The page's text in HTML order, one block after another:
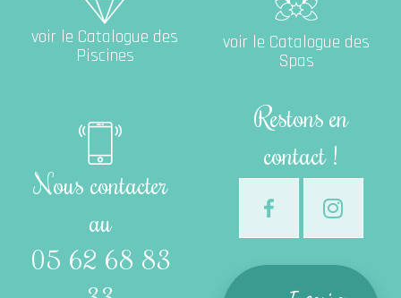
voir le Catalogue des
Piscines
voir le Catalogue des
Spas
Nous contacter
au
05 62 68 83
Restons en
contact !